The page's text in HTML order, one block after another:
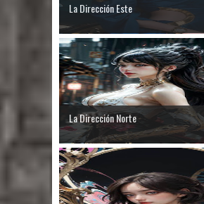
La Dirección Este
La Dirección Norte